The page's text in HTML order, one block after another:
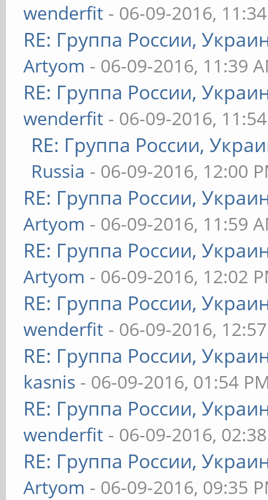
wenderfit - 06-09-2016,
RE: Группа России,
Artyom - 06-09-2016, 11:39
RE: Группа России,
wenderfit - 06-09-2016,
RE: Группа России,
Russia - 06-09-2016, 12:00
RE: Группа России,
Artyom - 06-09-2016, 11:59
RE: Группа России,
Artyom - 06-09-2016, 12:02
RE: Группа России,
wenderfit - 06-09-2016,
RE: Группа России,
kasnis - 06-09-2016, 01:54
RE: Группа России,
wenderfit - 06-09-2016,
RE: Группа России,
Artyom - 06-09-2016, 09:35